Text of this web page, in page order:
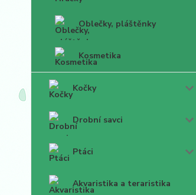
Oblečky, pláštěnky
Kosmetika
Kočky
Drobní savci
Ptáci
Akvaristika a teraristika